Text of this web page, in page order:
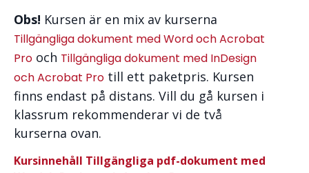
Obs! Kursen är en mix av kurserna
Tillgängliga dokument med Word och Acrobat
Pro och Tillgängliga dokument med InDesign
och Acrobat Pro till ett paketpris. Kursen
finns endast på distans. Vill du gå kursen i
klassrum rekommenderar vi de två
kurserna ovan.
Kursinnehåll Tillgängliga pdf-dokument med